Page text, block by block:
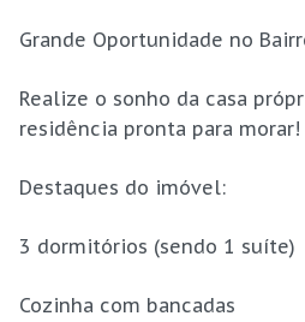
Grande Oportunidade no
Realize o sonho da casa
residência pronta para morar!
Destaques do imóvel:
3 dormitórios (sendo 1 suíte)
Cozinha com bancadas